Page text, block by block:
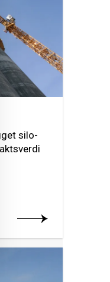
silo-